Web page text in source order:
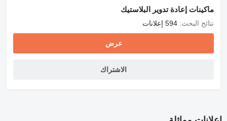
ماكينات إعادة تدوير البلاستيك
نتائج البحث: 594 إعلانات
عرض
الاشتراك